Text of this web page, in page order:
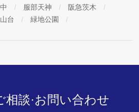
服部天神
阪急茨木
台 緑地公園
相談·お問い合わせ